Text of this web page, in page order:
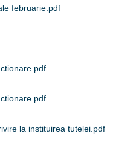
februarie.pdf
la instituirea tutelei.pdf